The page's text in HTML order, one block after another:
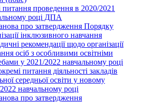
питання проведення в 2020/2021
році ДПА
про затвердження Порядку
інклюзивного навчання
рекомендації щодо організації
осіб з особливими освітніми
у 2021/2022 навчальному році
питання діяльності закладів
середньої освіти у новому
навчальному році
про затвердження